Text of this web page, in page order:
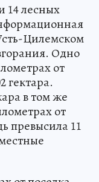
14 лесных
Цилемском
Одно
от
гектара.
в том же
от
превысила 11